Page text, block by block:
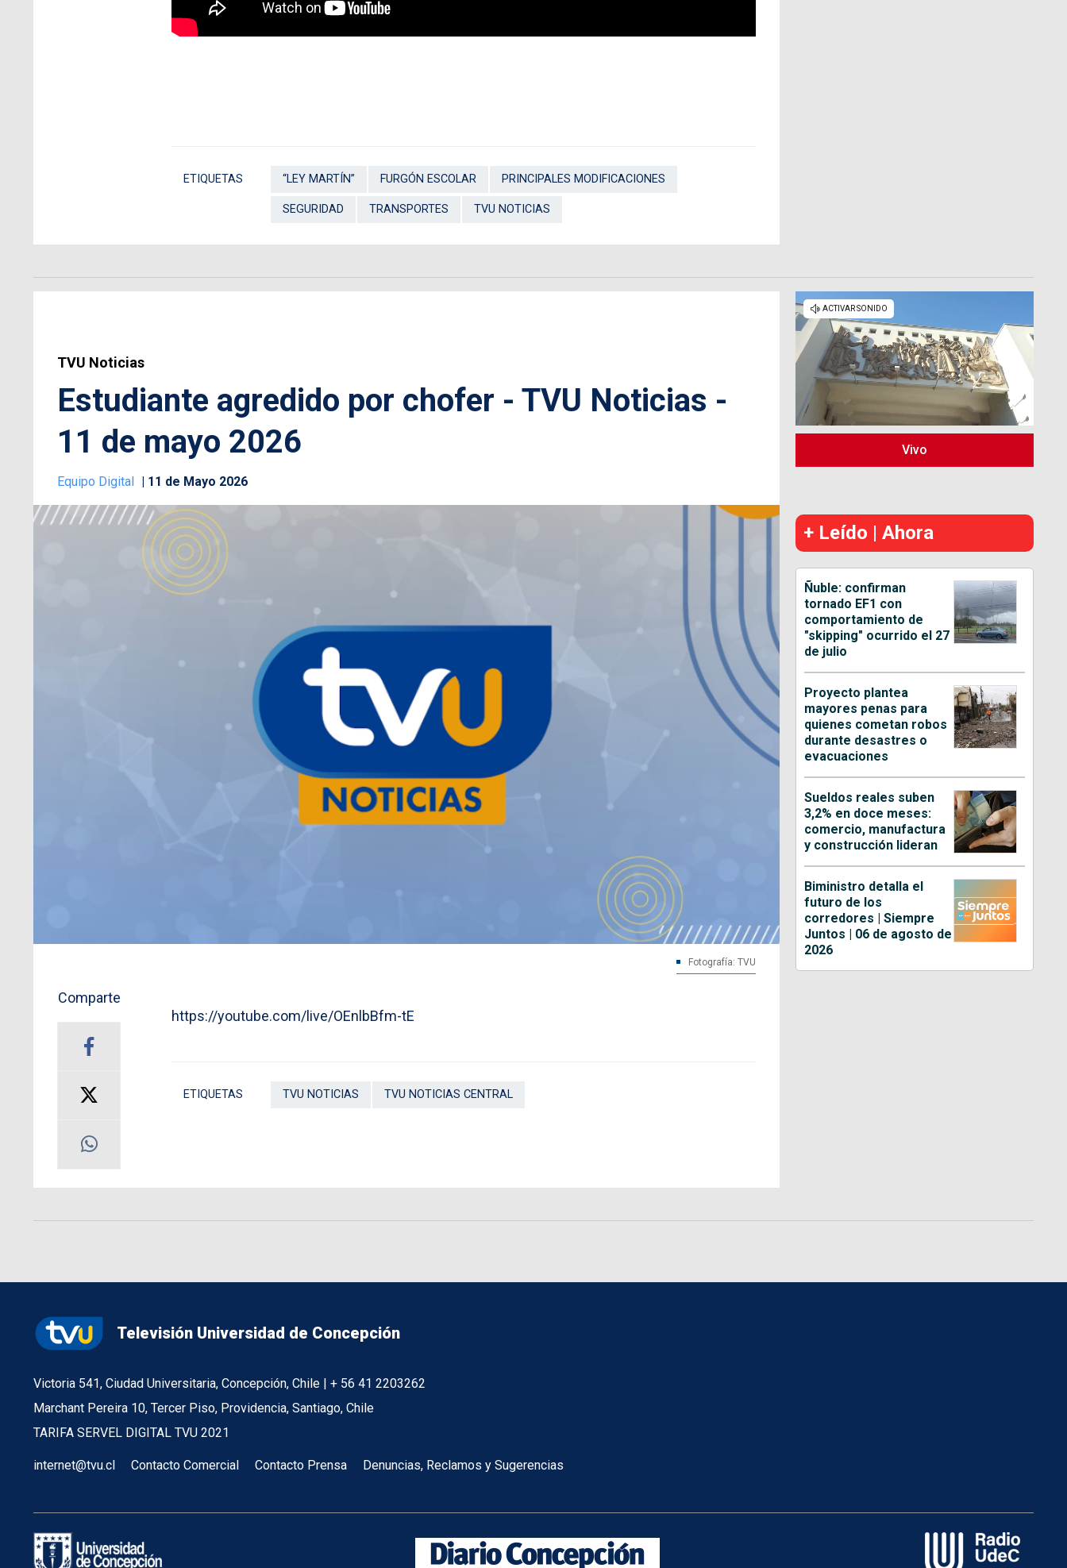
ETIQUETAS “LEY MARTÍN” FURGÓN ESCOLAR PRINCIPALES MODIFICACIONES
SEGURIDAD TRANSPORTES TVU NOTICIAS
TVU Noticias
Estudiante agredido por chofer - TVU Noticias -
11 de mayo 2026
Equipo Digital 11 de Mayo 2026
Fotografía: TVU
Comparte
https://youtube.com/live/OEnlbBfm-tE
ETIQUETAS TVU NOTICIAS TVU NOTICIAS CENTRAL
Vivo
+ Leído | Ahora
Ñuble: confirman
tornado EF1 con
comportamiento de
"skipping" ocurrido el 27
de julio
Proyecto plantea
mayores penas para
quienes cometan robos
durante desastres o
evacuaciones
Sueldos reales suben
3,2% en doce meses:
comercio, manufactura
y construcción lideran
Biministro detalla el
futuro de los
corredores | Siempre
Juntos | 06 de agosto de
2026
Televisión Universidad de Concepción
Victoria 541, Ciudad Universitaria, Concepción, Chile | + 56 41 2203262
Marchant Pereira 10, Tercer Piso, Providencia, Santiago, Chile
TARIFA SERVEL DIGITAL TVU 2021
internet@tvu.cl Contacto Comercial Contacto Prensa Denuncias, Reclamos y Sugerencias